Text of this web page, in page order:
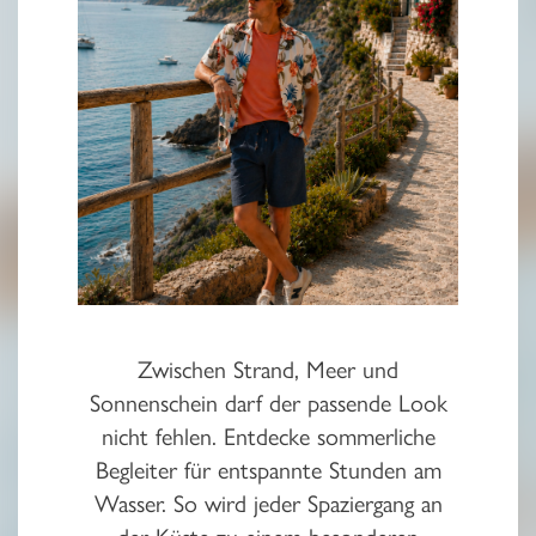
Zwischen Strand, Meer und
Sonnenschein darf der passende Look
nicht fehlen. Entdecke sommerliche
Begleiter für entspannte Stunden am
Wasser. So wird jeder Spaziergang an